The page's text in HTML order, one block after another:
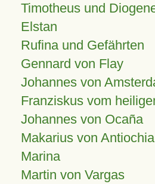
Timotheus und
Elstan
Rufina und Gefährten
Gennard von Flay
Johannes von
Franziskus vom
Johannes von Ocaña
Makarius von
Marina
Martin von Vargas